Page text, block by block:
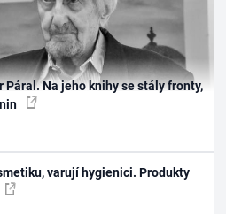
Na jeho knihy se stály fronty,
varují hygienici. Produkty